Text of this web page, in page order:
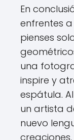
En
enfrentes
pienses
una
inspire y
espátula.
un artista
nuevo